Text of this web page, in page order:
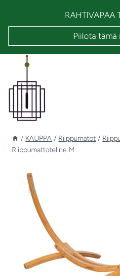
RAHTIVAPAA
Piilota tämä
/ KAUPPA / Riippumatot /
Riippumattoteline M